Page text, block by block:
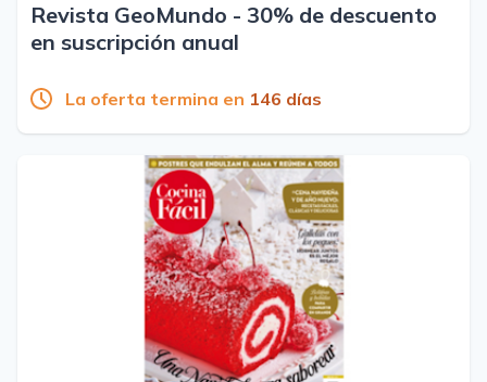
Revista GeoMundo - 30% de descuento
en suscripción anual
La oferta termina en 146 días